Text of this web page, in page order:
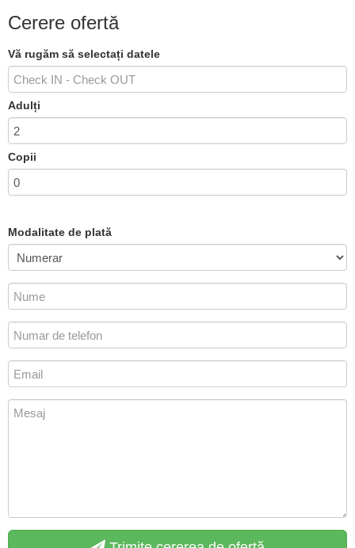
Cerere ofertă
Vă rugăm să selectați datele
Adulți
Copii
Modalitate de plată